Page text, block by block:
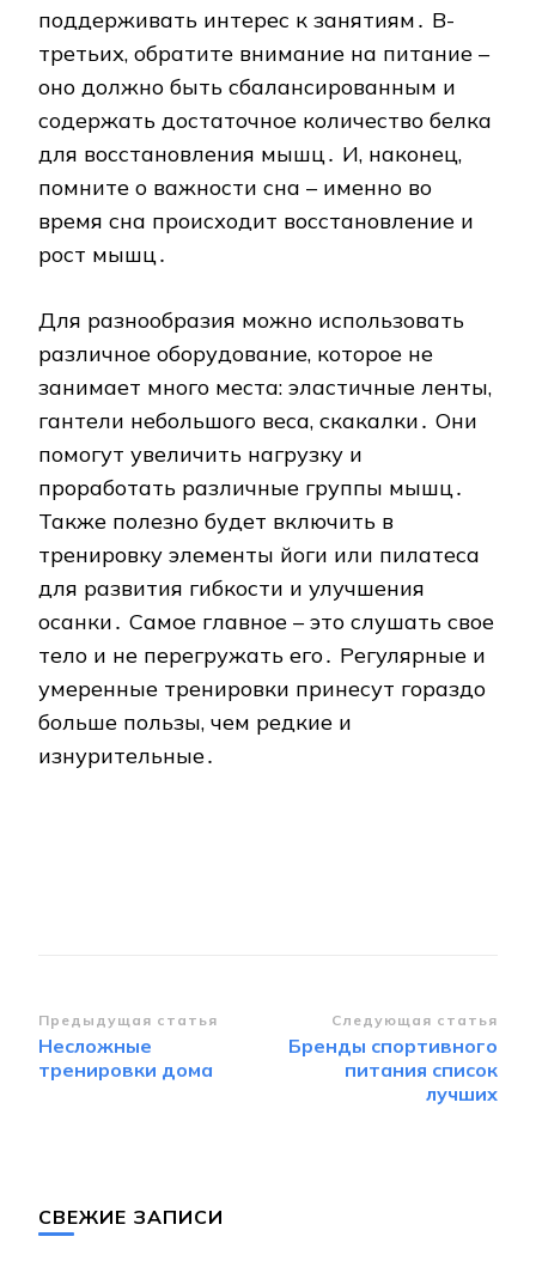
поддерживать интерес к занятиям․ В-
третьих, обратите внимание на питание –
оно должно быть сбалансированным и
содержать достаточное количество белка
для восстановления мышц․ И, наконец,
помните о важности сна – именно во
время сна происходит восстановление и
рост мышц․
Для разнообразия можно использовать
различное оборудование, которое не
занимает много места: эластичные ленты,
гантели небольшого веса, скакалки․ Они
помогут увеличить нагрузку и
проработать различные группы мышц․
Также полезно будет включить в
тренировку элементы йоги или пилатеса
для развития гибкости и улучшения
осанки․ Самое главное – это слушать свое
тело и не перегружать его․ Регулярные и
умеренные тренировки принесут гораздо
больше пользы, чем редкие и
изнурительные․
Навигация
по
Предыдущая статья
Несложные
тренировки дома
Следующая статья
Бренды спортивного
питания список
лучших
СВЕЖИЕ ЗАПИСИ